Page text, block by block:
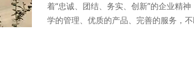
着“忠诚、团结、务实、创新”的企业精
学的管理、优质的产品、完善的服务，不